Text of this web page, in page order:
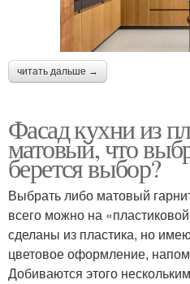
читать дальше →
Фасад кухни из
матовый, что
берется выбор?
Выбрать либо матовый
всего можно на
сделаны из пластика, но
цветовое оформление,
Добиваются этого